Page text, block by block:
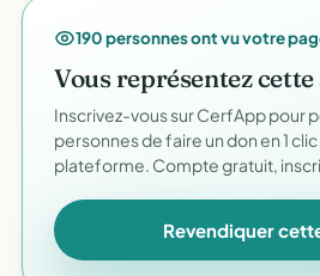
190 personnes ont vu votre
Vous représentez
Inscrivez-vous sur CerfApp pour
personnes de faire un don en 1
plateforme. Compte gratuit,
Revendiquer